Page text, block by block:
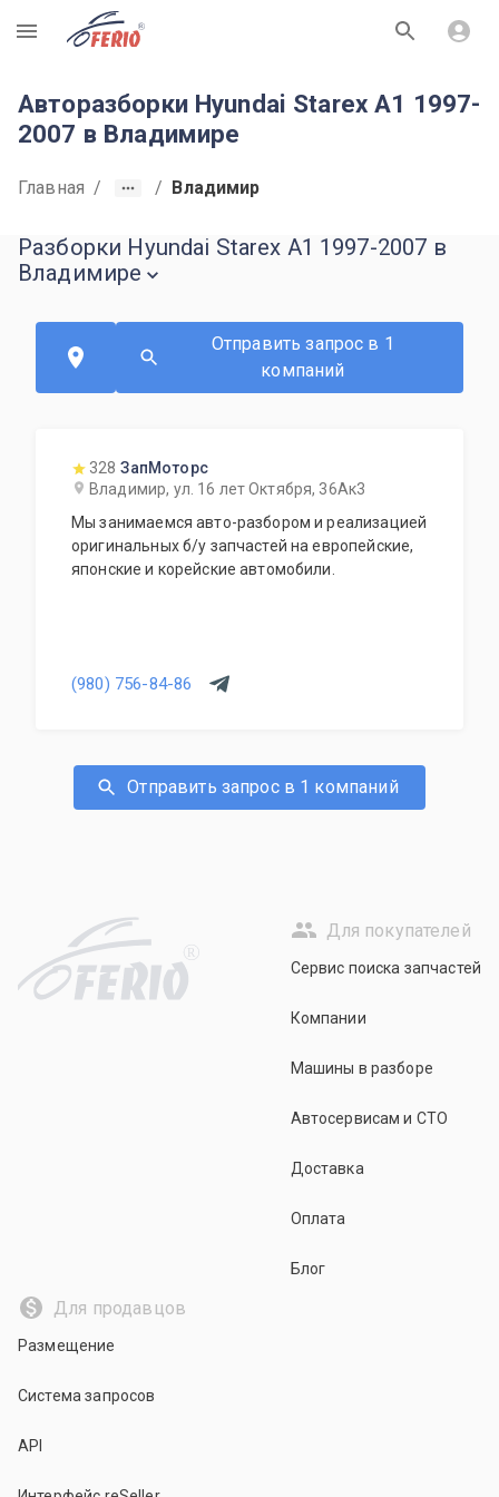
R
Авторазборки Hyundai Starex A1 1997-
2007 в Владимире
Главная / / Владимир
Разборки Hyundai Starex A1 1997-2007 в
Владимире
Отправить запрос в 1
компаний
328 ЗапМоторс
Владимир, ул. 16 лет Октября, 36Ак3
Мы занимаемся авто-разбором и реализацией
оригинальных б/у запчастей на европейские,
японские и корейские автомобили.
(980) 756-84-86
Отправить запрос в 1 компаний
R
Для покупателей
Сервис поиска запчастей
Компании
Машины в разборе
Автосервисам и СТО
Доставка
Оплата
Блог
Для продавцов
Размещение
Система запросов
API